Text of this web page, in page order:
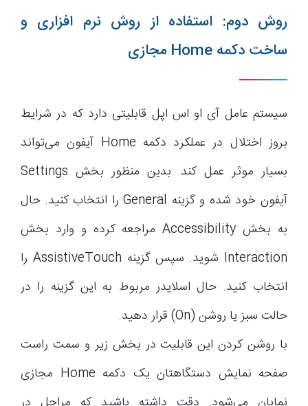
روش دوم: استفاده از روش نرم افزاری و
ساخت دکمه Home مجازی
سیستم عامل آی او اس اپل قابلیتی دارد که در شرایط
بروز اختلال در عملکرد دکمه Home آیفون می‌تواند
بسیار موثر عمل کند. بدین منظور بخش Settings
آیفون خود شده و گزینه General را انتخاب کنید. حال
به بخش Accessibility مراجعه کرده و وارد بخش
Interaction شوید. سپس گزینه AssistiveTouch را
انتخاب کنید. حال اسلایدر مربوط به این گزینه را در
حالت سبز یا روشن (On) قرار دهید.
با روشن کردن این قابلیت در بخش زیر و سمت راست
صفحه نمایش دستگاهتان یک دکمه Home مجازی